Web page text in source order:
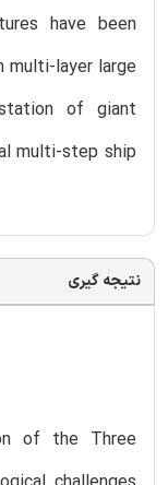
have been
multi-layer large
of giant
multi-step ship
نتیجه گیری
of the Three